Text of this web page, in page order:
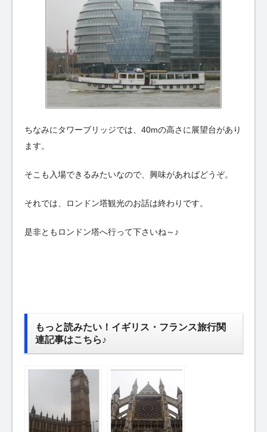
ちなみにタワーブリッジでは、40mの高さに展望台があり
ます。
そこも入場できるみたいなので、興味があればどうぞ。
それでは、ロンドン塔観光のお話は終わりです。
是非ともロンドン塔へ行って下さいね～♪
もっと読みたい！イギリス・フランス旅行関
連記事はこちら♪